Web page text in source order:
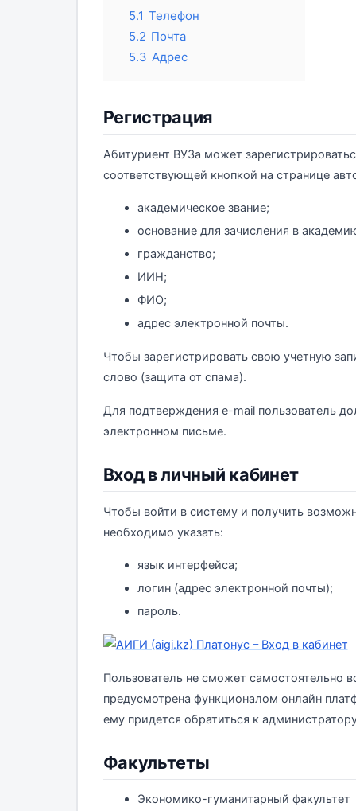
5.1 Телефон
5.2 Почта
5.3 Адрес
Регистрация
Абитуриент ВУЗа может
соответствующей кнопкой на странице
академическое звание;
основание для зачисления в
гражданство;
ИИН;
ФИО;
адрес электронной почты.
Чтобы зарегистрировать свою учетную
слово (защита от спама).
Для подтверждения e-mail пользователь
электронном письме.
Вход в личный кабинет
Чтобы войти в систему и получить
необходимо указать:
язык интерфейса;
логин (адрес электронной почты);
пароль.
Пользователь не сможет самостоятельно
предусмотрена функционалом онлайн
ему придется обратиться к
Факультеты
Экономико-гуманитарный факультет